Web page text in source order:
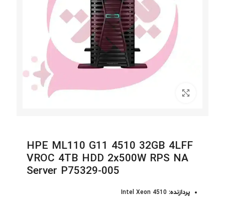
برای بزرگنمایی کلیک کنید
HPE ML110 G11 4510 32GB 4LFF
VROC 4TB HDD 2x500W RPS NA
Server P75329-005
پردازنده: